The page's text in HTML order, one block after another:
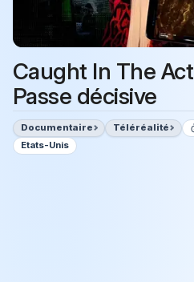
Caught In The
Passe décisive
Documentaire Téléréalité
Etats-Unis